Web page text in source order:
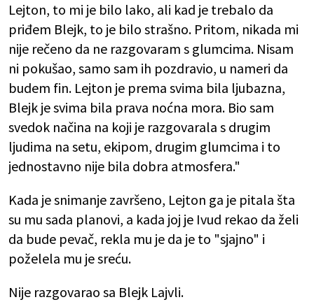
Lejton, to mi je bilo lako, ali kad je trebalo da
priđem Blejk, to je bilo strašno. Pritom, nikada mi
nije rečeno da ne razgovaram s glumcima. Nisam
ni pokušao, samo sam ih pozdravio, u nameri da
budem fin. Lejton je prema svima bila ljubazna,
Blejk je svima bila prava noćna mora. Bio sam
svedok načina na koji je razgovarala s drugim
ljudima na setu, ekipom, drugim glumcima i to
jednostavno nije bila dobra atmosfera."
Kada je snimanje završeno, Lejton ga je pitala šta
su mu sada planovi, a kada joj je Ivud rekao da želi
da bude pevač, rekla mu je da je to "sjajno" i
poželela mu je sreću.
Nije razgovarao sa Blejk Lajvli.